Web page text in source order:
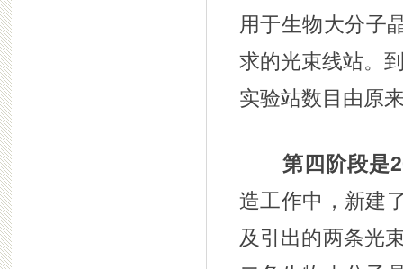
用于生物大分子
求的光束线站。
实验站数目由原
第四阶段是
造工作中，新建
及引出的两条光